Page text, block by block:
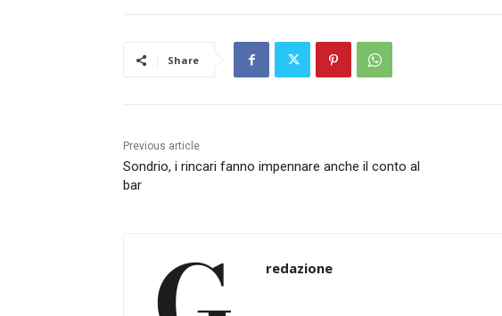
Share
Previous article
Sondrio, i rincari fanno impennare anche il conto al
bar
redazione